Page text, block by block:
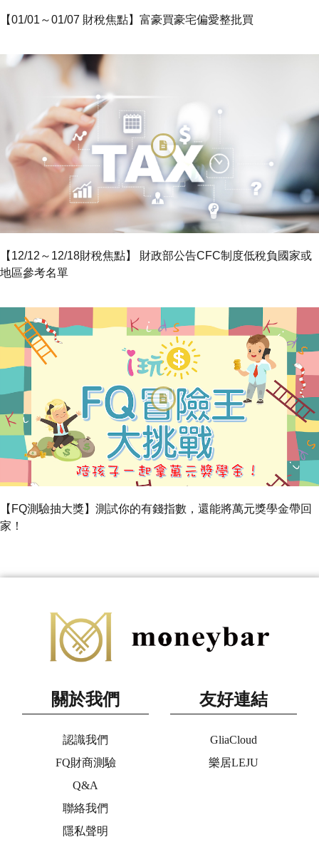
【01/01～01/07 財稅焦點】富豪買豪宅偏愛整批買
【12/12～12/18財稅焦點】 財政部公告CFC制度低稅負國家或
地區參考名單
【FQ測驗抽大獎】測試你的有錢指數，還能將萬元獎學金帶回
家！
關於我們
認識我們
FQ財商測驗
Q&A
聯絡我們
隱私聲明
友好連結
GliaCloud
樂居LEJU